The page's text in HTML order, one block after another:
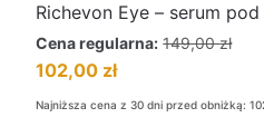
Richevon Eye – serum
Cena regularna: 149,00zł
102,00 zł
Najniższa cena z 30 dni przed obniżką: